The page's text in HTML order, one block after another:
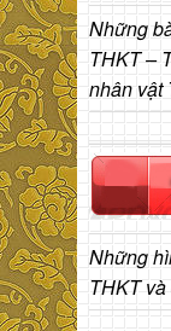
Những
THKT –
nhân vật
Những
THKT